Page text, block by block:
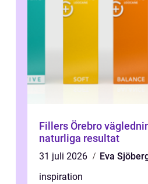
Fillers Örebro vägledning till säkra och
naturliga resultat
31 juli 2026
Eva
inspiration